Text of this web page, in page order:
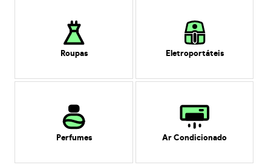
Roupas Eletroportáteis
Perfumes Ar Condicionado